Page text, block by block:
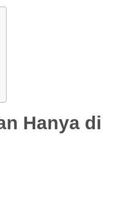
Hanya di